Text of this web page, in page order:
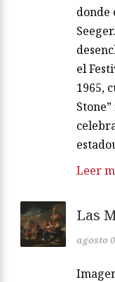
donde
el
1965,
Leer
Las
agosto